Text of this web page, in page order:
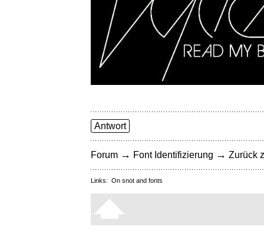
Antwort
Forum → Font Identifizierung → Zurück
Links: On snot and fonts